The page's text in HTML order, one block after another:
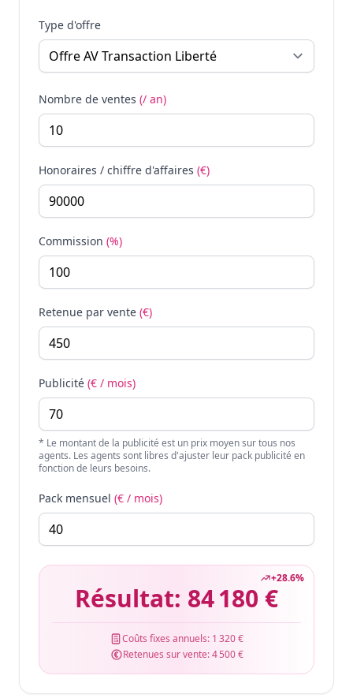
Type d'offre
Nombre de ventes (/ an)
Honoraires / chiffre d'affaires (€)
Commission (%)
Retenue par vente (€)
Publicité (€ / mois)
* Le montant de la publicité est un prix moyen sur tous nos
agents. Les agents sont libres d'ajuster leur pack publicité en
fonction de leurs besoins.
Pack mensuel (€ / mois)
+28.6%
Résultat: 84 180 €
Coûts fixes annuels: 1 320 €
Retenues sur vente:4 500 €